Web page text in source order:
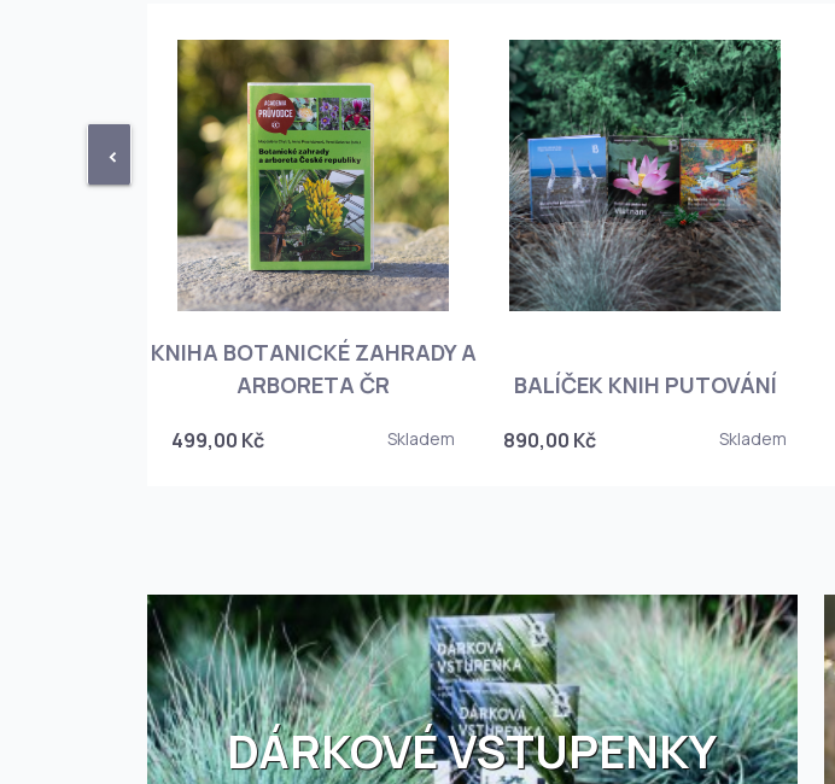
<
KNIHA BOTANICKÉ ZAHRADY A
ARBORETA ČR
499,00 Kč Skladem
BALÍČEK KNIH PUTOVÁNÍ
890,00 Kč Skladem
DÁRKOVÉ VSTUPENKY